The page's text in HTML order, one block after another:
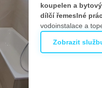
koupelen a
dílčí řemeslné
vodoinstalace a
Zobrazit